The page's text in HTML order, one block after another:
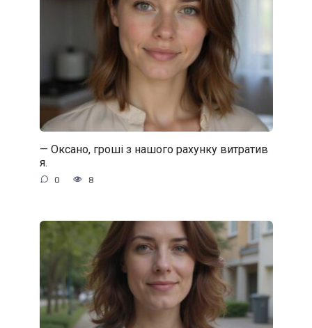
— Оксано, гроші з нашого рахунку витратив
я.
0 8